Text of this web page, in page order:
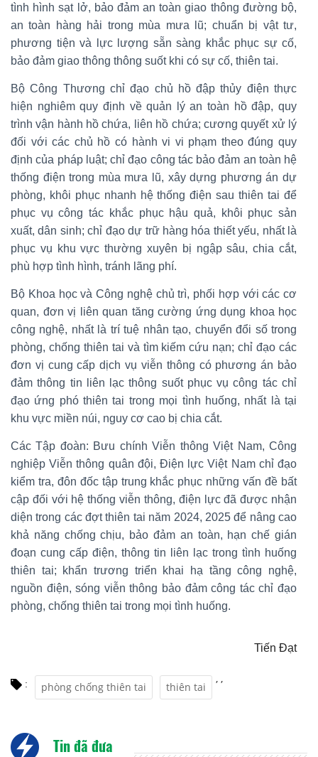
tình hình sạt lở, bảo đảm an toàn giao thông đường bộ,
an toàn hàng hải trong mùa mưa lũ; chuẩn bị vật tư,
phương tiện và lực lượng sẵn sàng khắc phục sự cố,
bảo đảm giao thông thông suốt khi có sự cố, thiên tai.
Bộ Công Thương chỉ đạo chủ hồ đập thủy điện thực
hiện nghiêm quy định về quản lý an toàn hồ đập, quy
trình vận hành hồ chứa, liên hồ chứa; cương quyết xử lý
đối với các chủ hồ có hành vi vi phạm theo đúng quy
định của pháp luật; chỉ đạo công tác bảo đảm an toàn hệ
thống điện trong mùa mưa lũ, xây dựng phương án dự
phòng, khôi phục nhanh hệ thống điện sau thiên tai để
phục vụ công tác khắc phục hậu quả, khôi phục sản
xuất, dân sinh; chỉ đạo dự trữ hàng hóa thiết yếu, nhất là
phục vụ khu vực thường xuyên bị ngập sâu, chia cắt,
phù hợp tình hình, tránh lãng phí.
Bộ Khoa học và Công nghệ chủ trì, phối hợp với các cơ
quan, đơn vị liên quan tăng cường ứng dụng khoa học
công nghệ, nhất là trí tuệ nhân tạo, chuyển đổi số trong
phòng, chống thiên tai và tìm kiếm cứu nạn; chỉ đạo các
đơn vị cung cấp dịch vụ viễn thông có phương án bảo
đảm thông tin liên lạc thông suốt phục vụ công tác chỉ
đạo ứng phó thiên tai trong mọi tình huống, nhất là tại
khu vực miền núi, nguy cơ cao bị chia cắt.
Các Tập đoàn: Bưu chính Viễn thông Việt Nam, Công
nghiệp Viễn thông quân đội, Điện lực Việt Nam chỉ đạo
kiểm tra, đôn đốc tập trung khắc phục những vấn đề bất
cập đối với hệ thống viễn thông, điện lực đã được nhận
diện trong các đợt thiên tai năm 2024, 2025 để nâng cao
khả năng chống chịu, bảo đảm an toàn, hạn chế gián
đoạn cung cấp điện, thông tin liên lạc trong tình huống
thiên tai; khẩn trương triển khai hạ tầng công nghệ,
nguồn điện, sóng viễn thông bảo đảm công tác chỉ đạo
phòng, chống thiên tai trong mọi tình huống.
Tiến Đạt
: phòng chống thiên tai
,
thiên tai
,
Tin đã đưa